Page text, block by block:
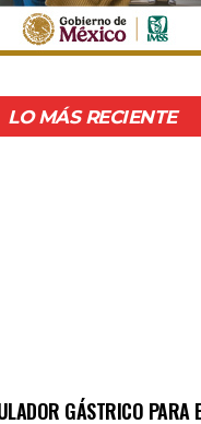
LO MÁS RECIENTE
GÁSTRICO PARA